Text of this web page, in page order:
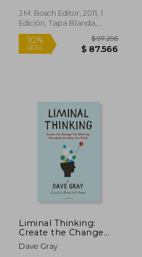
Esade)
J.M. Bosch Editor, 2011, 1
Edición, Tapa Blanda,
Nuevo
Liminal Thinking:
Create the Change
you Want by
Changing the way
Dave Gray